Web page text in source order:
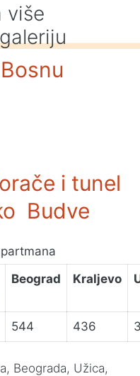
više
i tunel
Budve
Beograd Kraljevo
544 436
Beograda, Užica,